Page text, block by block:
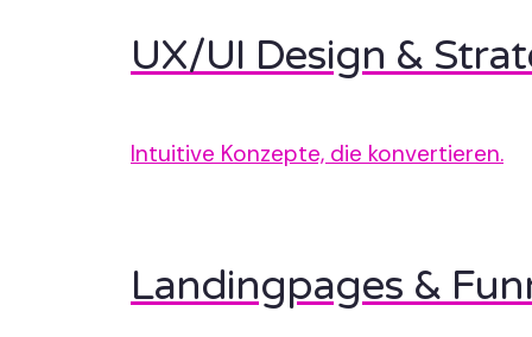
UX/UI Design &
Intuitive Konzepte, die konvertieren.
Landingpages &